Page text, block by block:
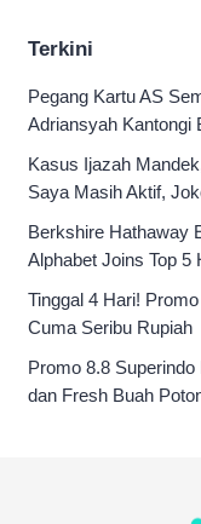
Terkini
Pegang Kartu AS
Adriansyah Kantongi
Kasus Ijazah
Saya Masih Aktif,
Berkshire Hathaway
Alphabet Joins Top 5
Tinggal 4 Hari!
Cuma Seribu Rupiah
Promo 8.8
dan Fresh Buah